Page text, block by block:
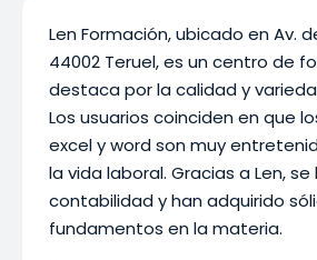
Len Formación, ubicado en Av.
44002 Teruel, es un centro de
destaca por la calidad y
Los usuarios coinciden en que
excel y word son muy
la vida laboral. Gracias a Len,
contabilidad y han adquirido
fundamentos en la materia.